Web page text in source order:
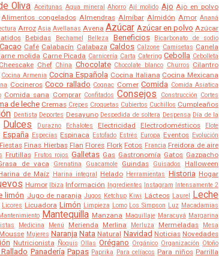
Oliva Aceitunas Agua mineral Ahorro Ají molido Ajo Ajo en polvo
Alimentos congelados Almendras Almíbar Almidón Amor Ananá
Arroz Asia Avellanas Avena Azúcar Azúcar en polvo Azúcar
Bebidas Bechamel Belleza Beneficios Bicarbonato de sodio
Cacao Café Calabacín Calabaza Caldos Calzone Camisetas Canela
molida Carne Picada Carnicería Carta Catering Cebolla Cebolleta
Cheescake Chef China Chocolate Chocolate blanco Churros Cilantro
Cocina Armenia Cocina Española Cocina Italiana Cocina Mexicana
Cocineros Coco rallado Cognac Comer Comida Comida Asiatica
Comida sana Comprar Confitados Consejos Construcción Cortes
de leche Cremas Crepes Croquetas Cubiertos Cuchillos Cumpleaños
Dentista Deportes Desayuno Despedida de soltera Despensa Día de la
Dulces Durazno Echalotes Electricidad Electrodomésticos
Elote
España Especias Espinaca Estofado Estrés Europa Eventos Evolución
Fiestas Finas Hierbas Flan Flores Flork Fotos Francia Freidora de aire
Frutillas Frutos rojos Galletas Gas Gastronomía Gatos Gazpacho
de vaca Grenatina Guacamole Guindas Guisados
Halloween
de Maíz Harina integral Helado Herramientas Historia Hogar
Humor Ibiza Información Ingredientes Instagram
Intensamente 2
limón Jugo de naranja Jugos Ketchup Kiwi Lácteos Laurel Leche
Licores Licuadora Limón Limpieza Lomo Los Simpson Luz Macadamias
Mantenimiento Mantequilla Manzana Maquillaje Maracuyá Margarina
Medicina Menú Merienda Merlina Merluza Mermeladas Mesa
Mousse Mujeres Naranja Nata Natural Navidad Noticias Novedades
Nutricionista Ñoquis Ollas Orégano Orgánico Organización Otoño
Rallado Panadería Papas Paprika Para celíacos Para niños Parrilla